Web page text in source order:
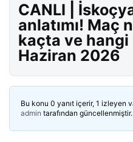
CANLI |
anlatımı! Maç
kaçta ve hangi
Haziran 2026
Bu konu 0 yanıt içerir, 1 izleyen
admin tarafından güncellenmiştir.